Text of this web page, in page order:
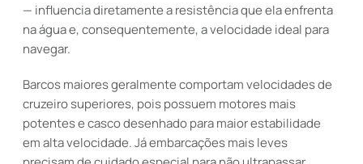
— influencia diretamente a resistência que ela enfrenta
na água e, consequentemente, a velocidade ideal para
navegar.
Barcos maiores geralmente comportam velocidades de
cruzeiro superiores, pois possuem motores mais
potentes e casco desenhado para maior estabilidade
em alta velocidade. Já embarcações mais leves